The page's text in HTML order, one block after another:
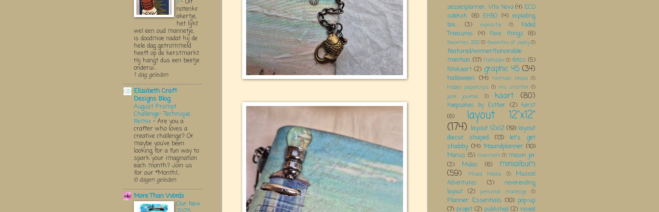
) - Dit
notenkr
akertje,
het lijkt
wel een oud mannetje,
is doodmoe nadat hij de
hele dag getrommeld
heeft op de kerstmarkt.
Hij hangt dus een beetje
onderui...
1 dag geleden
Elizabeth Craft
Designs Blog
August Prompt
Challenge- Technique
Remix - Are you a
crafter who loves a
creative challenge? Or
maybe you’ve been
looking for a fun way to
spark your imagination
each month? Join us
for our *Monthl...
6 dagen geleden
More Than Words
Our New
seizoenplanner; Vita Nova (4) ECD
sidekick (6) EHBO (4) exploding
box;
(3) expositie (1)
Faded
Treasures
(4) Fave things (6)
favorites 2012 (1) favorites of Jacky (1)
featured/winner/honorable
mention (17) Filefolder (1) foto's (5)
Fotokaart (2) graphic 45 (34)
halloween (14) herman brood (1)
Hidden paperclips (1) iris shutter (1)
junk journal
(1) kaart (80)
Keepsakes by Esther (2) kerst
(6)
layout 12"x12"
(174) layout 12x12 (19) layout
diecut shaped
(13)
let's get
shabby (14) Maandplanner (10)
Manus (5) maritiem (1) mason jar
(3)
Midas (6) minialbum
(59) Mixed Media (1)
Musical
Adventures
(3)
neverending
layout (2) personal challenge (1)
Planner Essentials (10) pop-up
(7) project (2) published (2) reveal